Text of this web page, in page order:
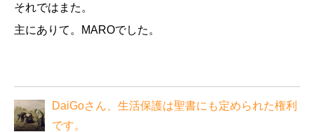
それではまた。
主にありて。MAROでした。
DaiGoさん、生活保護は聖書にも定められた権利
です。